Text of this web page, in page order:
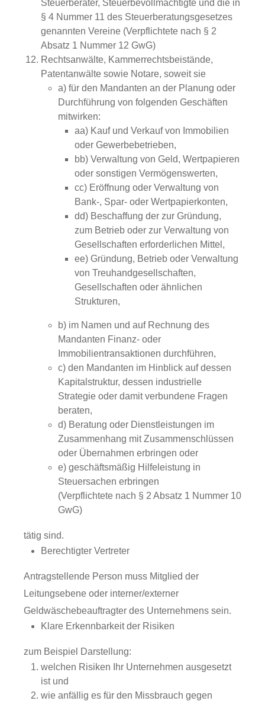
Steuerberater, Steuerbevollmächtigte und die in
§ 4 Nummer 11 des Steuerberatungsgesetzes
genannten Vereine (Verpflichtete nach § 2
Absatz 1 Nummer 12 GwG)
Rechtsanwälte, Kammerrechtsbeistände,
Patentanwälte sowie Notare, soweit sie
a) für den Mandanten an der Planung oder
Durchführung von folgenden Geschäften
mitwirken:
aa) Kauf und Verkauf von Immobilien
oder Gewerbebetrieben,
bb) Verwaltung von Geld, Wertpapieren
oder sonstigen Vermögenswerten,
cc) Eröffnung oder Verwaltung von
Bank-, Spar- oder Wertpapierkonten,
dd) Beschaffung der zur Gründung,
zum Betrieb oder zur Verwaltung von
Gesellschaften erforderlichen Mittel,
ee) Gründung, Betrieb oder Verwaltung
von Treuhandgesellschaften,
Gesellschaften oder ähnlichen
Strukturen,
b) im Namen und auf Rechnung des
Mandanten Finanz- oder
Immobilientransaktionen durchführen,
c) den Mandanten im Hinblick auf dessen
Kapitalstruktur, dessen industrielle
Strategie oder damit verbundene Fragen
beraten,
d) Beratung oder Dienstleistungen im
Zusammenhang mit Zusammenschlüssen
oder Übernahmen erbringen oder
e) geschäftsmäßig Hilfeleistung in
Steuersachen erbringen
(Verpflichtete nach § 2 Absatz 1 Nummer 10
GwG)
tätig sind.
Berechtigter Vertreter
Antragstellende Person muss Mitglied der
Leitungsebene oder interner/externer
Geldwäschebeauftragter des Unternehmens sein.
Klare Erkennbarkeit der Risiken
zum Beispiel Darstellung:
welchen Risiken Ihr Unternehmen ausgesetzt
ist und
wie anfällig es für den Missbrauch gegen